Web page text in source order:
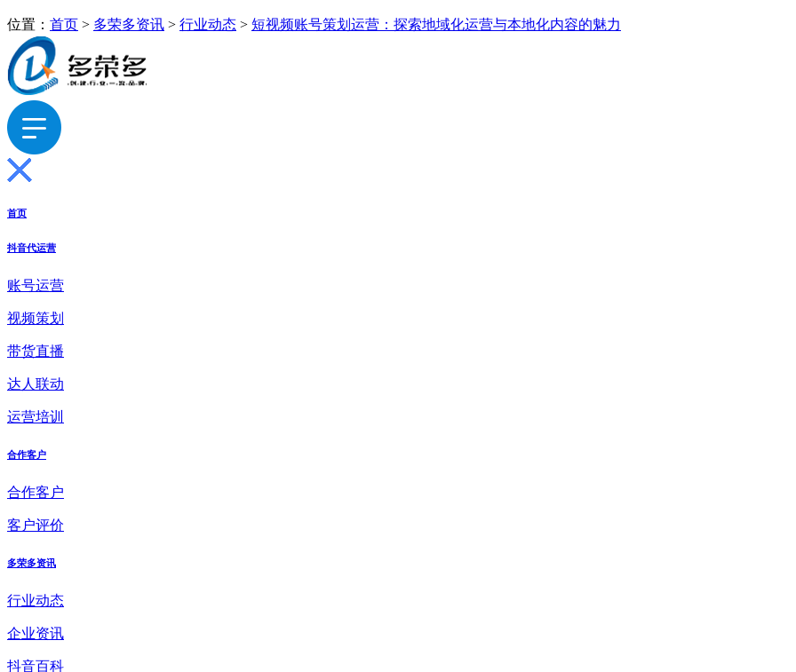
位置： 首页 > 多荣多资讯 > 行业动态 > 短视频账号策划运营：探索地域化运营与本地化内容的魅力
首页
抖音代运营
账号运营
视频策划
带货直播
达人联动
运营培训
合作客户
合作客户
客户评价
多荣多资讯
行业动态
企业资讯
抖音百科